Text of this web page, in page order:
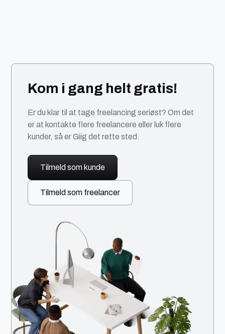
Kom i gang helt gratis!
Er du klar til at tage freelancing seriøst? Om det
er at kontakte flere freelancere eller luk flere
kunder, så er Giig det rette sted.
Tilmeld som kunde
Tilmeld som freelancer